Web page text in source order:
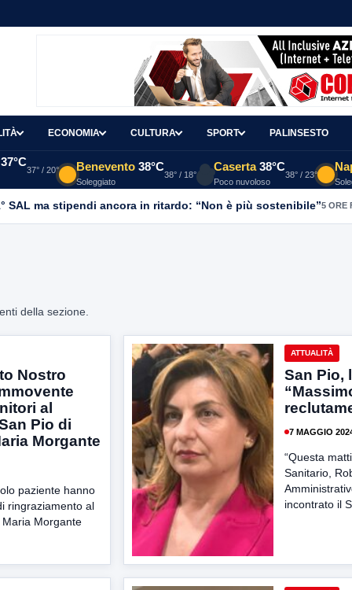
ECONOMIA CULTURA SPORT PALINSESTO
37°C
37° / 20° Benevento 38°C
Soleggiato
38° / 18°
Caserta 38°C
Poco nuvoloso
38° / 23°
SAL ma stipendi ancora in ritardo: “Non è più sostenibile”5 ORE
della sezione.
Nostro
al
Pio di
Morgante
paziente hanno
ringraziamento al
Morgante
ATTUALITÀ
San Pio,
7 MAGGIO
“Questa
Sanitario,
incontrato il